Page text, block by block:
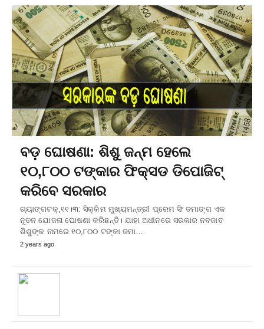
ବଡ଼ ଘୋଷଣା: ଶିଶୁ ଜନ୍ମ ହେଲେ
୧୦,୮୦୦ ଟଙ୍କାର ଫିକ୍ସଡ ଡିପୋଜିଟ୍‌
କରିବେ ସରକାର
ଗ୍ୟାଙ୍ଗଟକ୍‌,୧୧।୩: ସିକ୍କିମ ମୁଖ୍ୟମନ୍ତ୍ରୀ ପ୍ରେମ ସିଂ ତମାଙ୍ଗ ଏକ
ନୂତନ ଯୋଜନା ଘୋଷଣା କରିଛନ୍ତି। ଯାହା ଅଧୀନରେ ସରକାର ନବଜାତ
ଶିଶୁଙ୍କ ନାମରେ ୧୦,୮୦୦ ଟଙ୍କା ଜମା…
2 years ago